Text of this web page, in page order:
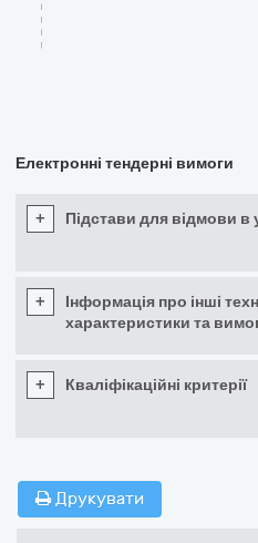
Електронні тендерні вимоги
+ Підстави для відмови в
+
Інформація про інші
характеристики та
+ Кваліфікаційні критерії
Друкувати